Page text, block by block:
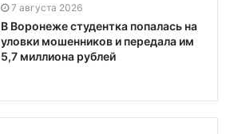
7 августа 2026
В Воронеже студентка попалась на
уловки мошенников и передала им
5,7 миллиона рублей